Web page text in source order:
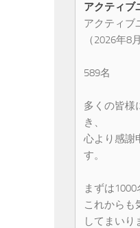
アクティブ
アクティブ
（2026年8
589名
多くの皆様
き、
心より感謝
す。
まずは1000
これからも
してまいり